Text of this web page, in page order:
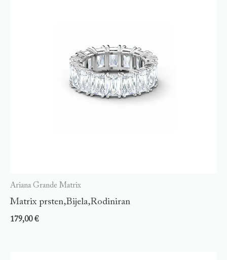
Ariana Grande Matrix
Matrix prsten,Bijela,Rodiniran
179,00€